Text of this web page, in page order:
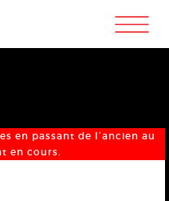
m
en passant de l’ancien au
en cours.